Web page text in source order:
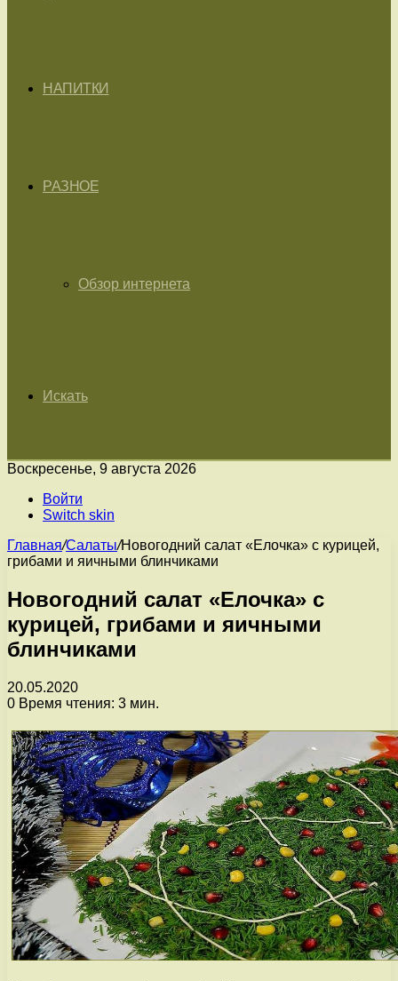
НАПИТКИ
РАЗНОЕ
Обзор интернета
Искать
Воскресенье, 9 августа 2026
Войти
Switch skin
Главная/Салаты/Новогодний салат «Елочка» с курицей,
грибами и яичными блинчиками
Новогодний салат «Елочка» с
курицей, грибами и яичными
блинчиками
20.05.2020
0 Время чтения: 3 мин.